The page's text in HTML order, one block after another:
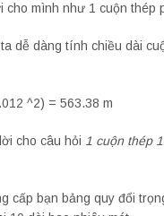
cho mình như 1 cuộn thép
dễ dàng tính chiều dài
^2) = 563.38 m
cho câu hỏi 1 cuộn thép
cấp bạn bảng quy đổi